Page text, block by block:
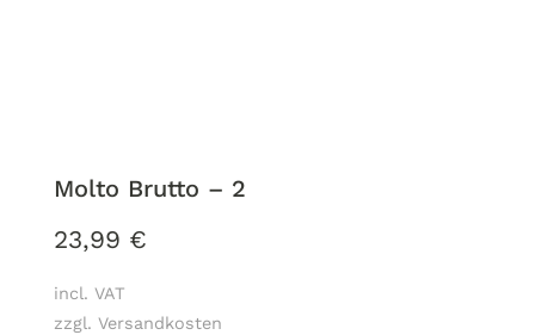
Molto Brutto – 2
23,99 €
incl. VAT
zzgl. Versandkosten